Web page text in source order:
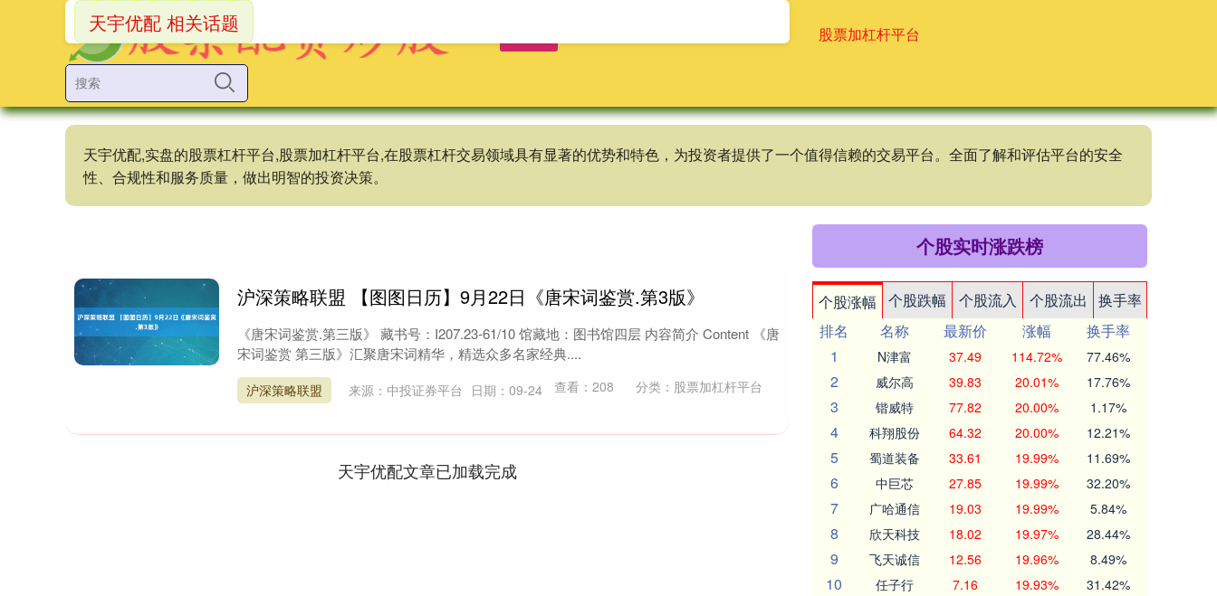
实盘的股票杠杆平台 股票加杠杆平台
天宇优配,实盘的股票杠杆平台,股票加杠杆平台,在股票杠杆交易领域具有显著的优势和特色，为投资者提供了一个值得信赖的交易平台。全面了解和评估平台的安全
性、合规性和服务质量，做出明智的投资决策。
天宇优配 相关话题
沪深策略联盟 【图图日历】9月22日《唐宋词鉴赏.第3版》
《唐宋词鉴赏.第三版》 藏书号：I207.23-61/10 馆藏地：图书馆四层 内容简介 Content 《唐
宋词鉴赏 第三版》汇聚唐宋词精华，精选众多名家经典....
沪深策略联盟 来源：中投证券平台 日期：09-24 查看： 208 分类： 股票加杠杆平台
天宇优配文章已加载完成
个股实时涨跌榜
个股涨幅 个股跌幅 个股流入 个股流出
换手率
排名
名称 最新价 涨幅
换手率
1
N津富 37.49 114.72% 77.46%
2 威尔高 39.83 20.01% 17.76%
3 锴威特 77.82 20.00% 1.17%
4 科翔股份 64.32 20.00% 12.21%
5 蜀道装备 33.61 19.99% 11.69%
6 中巨芯 27.85 19.99% 32.20%
7 广哈通信 19.03 19.99% 5.84%
8 欣天科技 18.02 19.97% 28.44%
9 飞天诚信 12.56 19.96% 8.49%
10 任子行 7.16 19.93% 31.42%